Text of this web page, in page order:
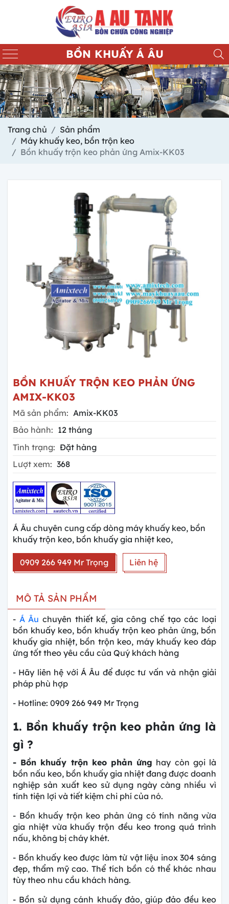
BỒN KHUẤY Á ÂU
Trang chủ
Sản phẩm
Máy khuấy keo, bồn trộn keo
Bồn khuấy trộn keo phản ứng Amix-KK03
BỒN KHUẤY TRỘN KEO PHẢN ỨNG
AMIX-KK03
Mã sản phẩm: Amix-KK03
Bảo hành: 12 tháng
Tình trạng: Đặt hàng
Lượt xem: 368
Á Âu chuyên cung cấp dòng máy khuấy keo, bồn
khuấy trộn keo, bồn khuấy gia nhiệt keo,
0909 266 949 Mr Trọng Liên hệ
MÔ TẢ SẢN PHẨM
- Á Âu chuyên thiết kế, gia công chế tạo các loại
bồn khuấy keo, bồn khuấy trộn keo phản ứng, bồn
khuấy gia nhiệt, bồn trộn keo, máy khuấy keo đáp
ứng tốt theo yêu cầu của Quý khách hàng
- Hãy liên hệ với Á Âu để được tư vấn và nhận giải
pháp phù hợp
- Hotline: 0909 266 949 Mr Trọng
1. Bồn khuấy trộn keo phản ứng là
gì ?
- Bồn khuấy trộn keo phản ứng hay còn gọi là
bồn nấu keo, bồn khuấy gia nhiệt đang được doanh
nghiệp sản xuất keo sử dụng ngày càng nhiều vì
tính tiện lợi và tiết kiệm chi phí của nó.
- Bồn khuấy trộn keo phản ứng có tính năng vừa
gia nhiệt vừa khuấy trộn đều keo trong quá trình
nấu, không bị cháy khét.
- Bồn khuấy keo được làm từ vật liệu inox 304 sáng
đẹp, thẩm mỹ cao. Thể tích bồn có thể khác nhau
tùy theo nhu cầu khách hàng.
- Bồn sử dụng cánh khuấy đảo, giúp đảo đều keo